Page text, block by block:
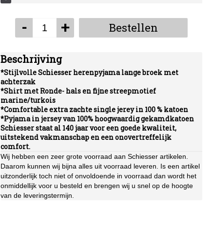
- + Bestellen
Beschrijving
*Stijlvolle Schiesser herenpyjama lange broek met
achterzak
*Shirt met Ronde- hals en fijne streepmotief
marine/turkois
*Comfortable extra zachte single jerey in 100 % katoen
*Pyjama in jersey van 100% hoogwaardig gekamdkatoen
Schiesser staat al 140 jaar voor een goede kwaliteit,
uitstekend vakmanschap en een onovertreffelijk
comfort.
Wij hebben een zeer grote voorraad aan Schiesser artikelen.
Daarom kunnen wij bijna alles uit voorraad leveren. Is een artikel
uitzonderlijk toch niet of onvoldoende in voorraad dan wordt het
onmiddellijk voor u besteld en brengen wij u snel op de hoogte
van de leveringstermijn.